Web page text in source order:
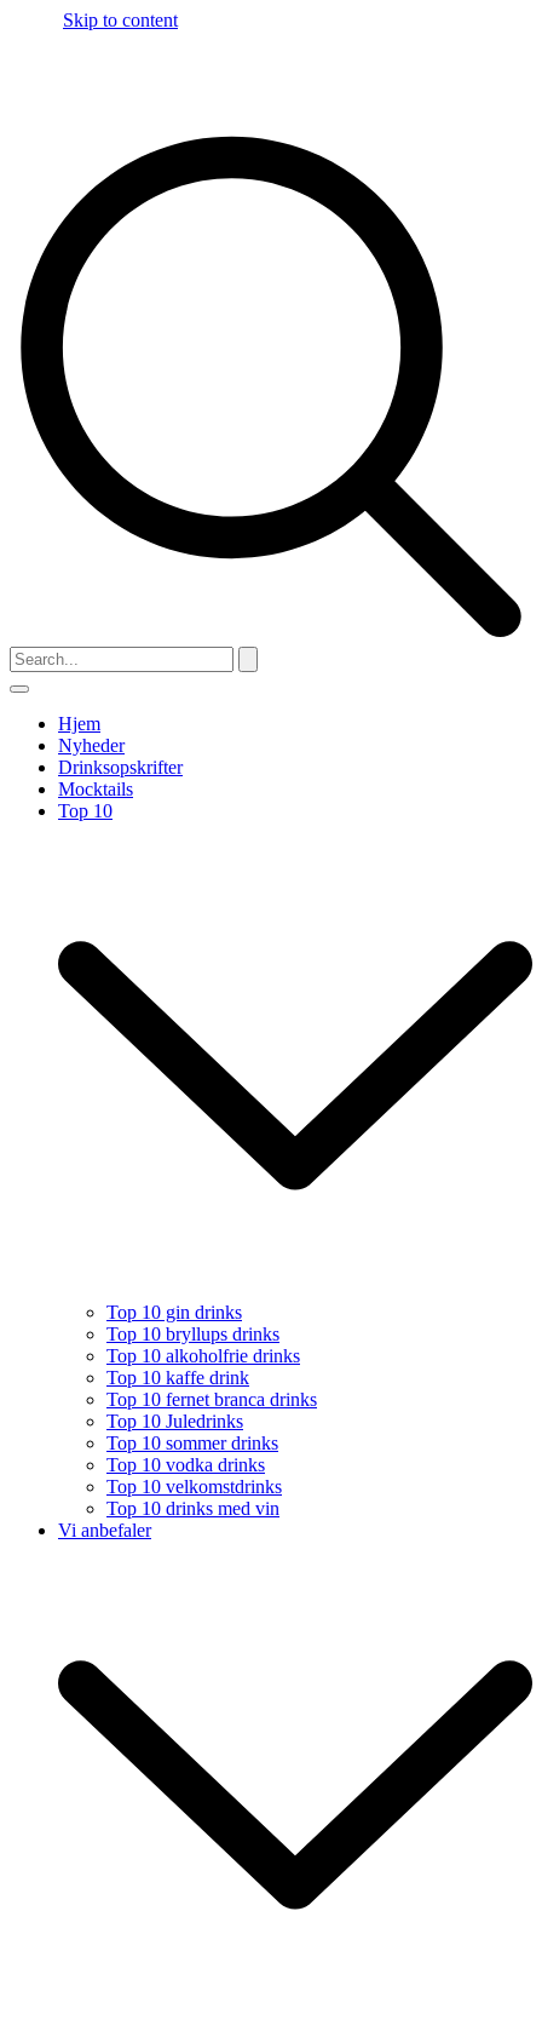
Skip to content
Hjem
Nyheder
Drinksopskrifter
Mocktails
Top 10
Top 10 gin drinks
Top 10 bryllups drinks
Top 10 alkoholfrie drinks
Top 10 kaffe drink
Top 10 fernet branca drinks
Top 10 Juledrinks
Top 10 sommer drinks
Top 10 vodka drinks
Top 10 velkomstdrinks
Top 10 drinks med vin
Vi anbefaler